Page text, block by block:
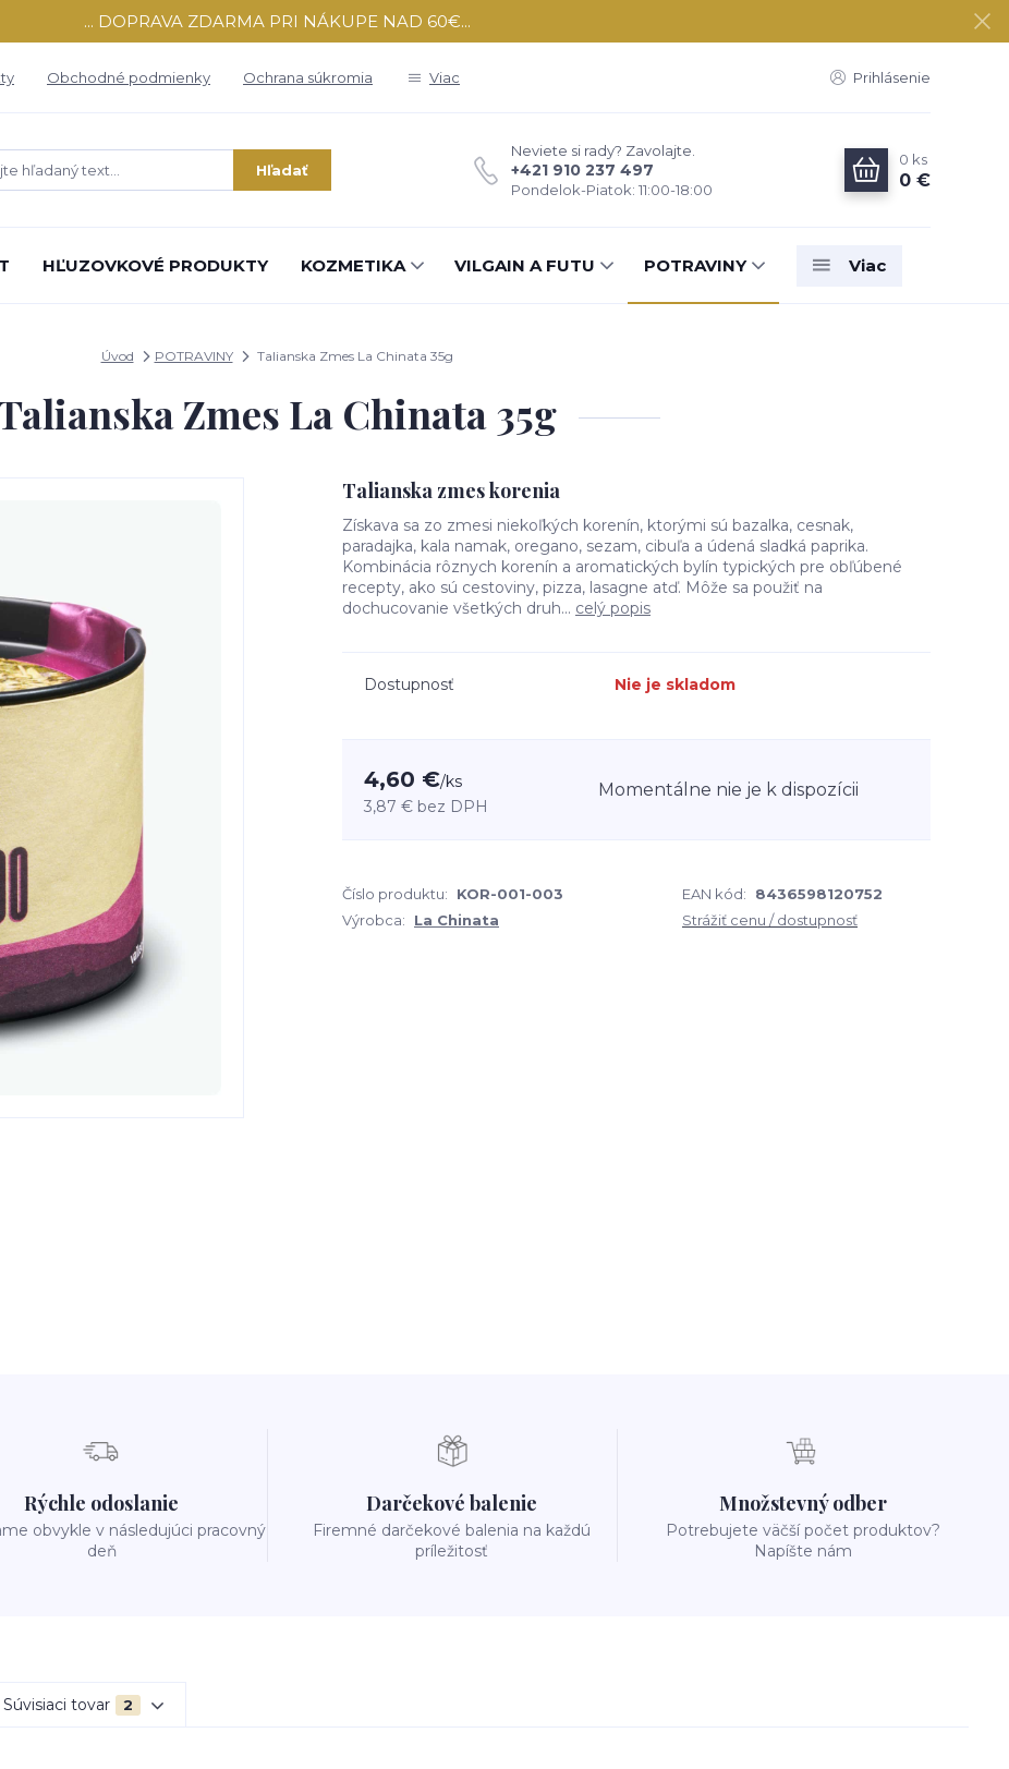
... DOPRAVA ZDARMA PRI NÁKUPE NAD 60€...
Obchodné podmienky Ochrana súkromia Viac Prihlásenie
Hľadať
Neviete si rady? Zavolajte.
+421 910 237 497
Pondelok-Piatok: 11:00-18:00
0 ks
0 €
HĽUZOVKOVÉ PRODUKTY KOZMETIKA VILGAIN A FUTU POTRAVINY Viac
Úvod POTRAVINY Talianska Zmes La Chinata 35g
Zmes La Chinata 35g
Talianska zmes korenia
Získava sa zo zmesi niekoľkých korenín, ktorými sú bazalka, cesnak,
paradajka, kala namak, oregano, sezam, cibuľa a údená sladká paprika.
Kombinácia rôznych korenín a aromatických bylín typických pre obľúbené
recepty, ako sú cestoviny, pizza, lasagne atď. Môže sa použiť na
dochucovanie všetkých druh... celý popis
Dostupnosť Nie je skladom
4,60 €/ks
3,87 € bez DPH
Momentálne nie je k dispozícii
Číslo produktu: KOR-001-003 EAN kód:
8436598120752
Výrobca:
La Chinata Strážiť cenu / dostupnosť
Rýchle odoslanie
obvykle v následujúci pracovný
deň
Darčekové balenie
Firemné darčekové balenia na každú
príležitosť
Množstevný odber
Potrebujete väčší počet produktov?
Napíšte nám
Súvisiaci tovar 2